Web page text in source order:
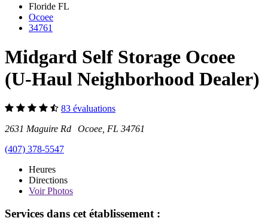
Floride FL
Ocoee
34761
Midgard Self Storage Ocoee
(U-Haul Neighborhood Dealer)
83 évaluations
2631 Maguire Rd Ocoee, FL 34761
(407) 378-5547
Heures
Directions
VoirPhotos
Services dans cet établissement :